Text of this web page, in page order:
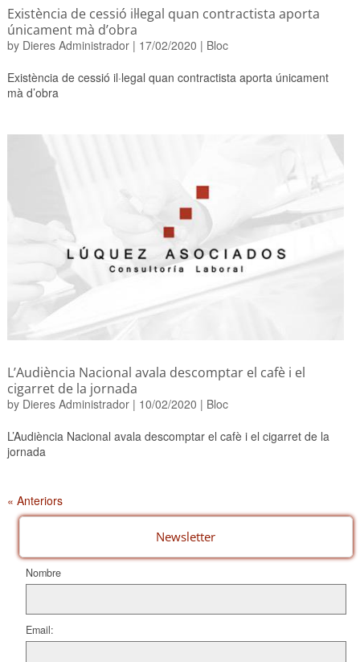
Existència de cessió il·legal quan contractista aporta
únicament mà d’obra
by Dieres Administrador| 17/02/2020 | Bloc
Existència de cessió il·legal quan contractista aporta únicament
mà d’obra
L’Audiència Nacional avala descomptar el cafè i el
cigarret de la jornada
by Dieres Administrador| 10/02/2020 | Bloc
L’Audiència Nacional avala descomptar el cafè i el cigarret de la
jornada
« Anteriors
Newsletter
Nombre
Email: